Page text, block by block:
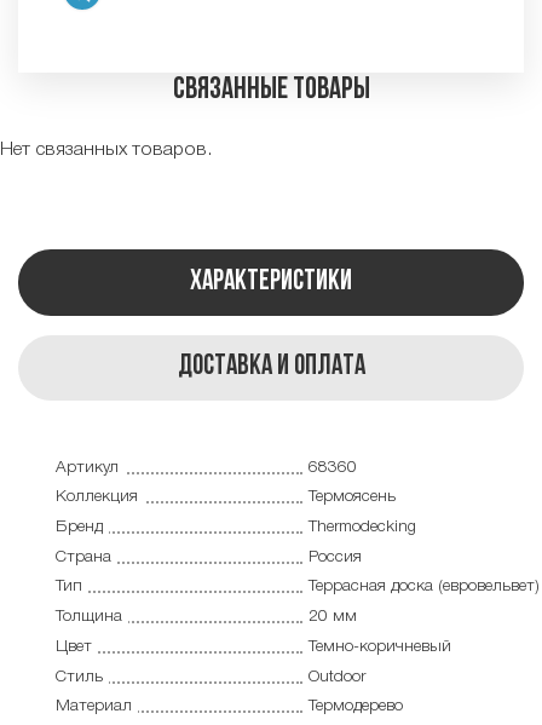
Связанные товары
Нет связанных товаров.
Характеристики
Доставка и оплата
Артикул
68360
Коллекция
Термоясень
Бренд
Thermodecking
Страна
Россия
Тип
Террасная доска (евровельвет)
Толщина
20 мм
Цвет
Темно-коричневый
Стиль
Outdoor
Материал
Термодерево